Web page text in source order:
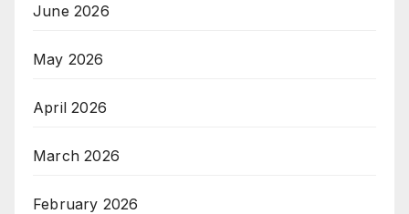
June 2026
May 2026
April 2026
March 2026
February 2026